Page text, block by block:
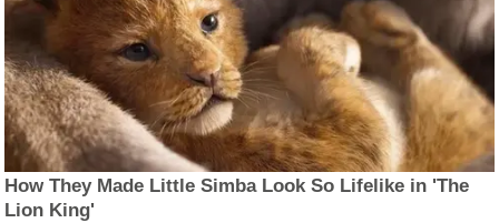
How They Made Little Simba Look So Lifelike in 'The
Lion King'